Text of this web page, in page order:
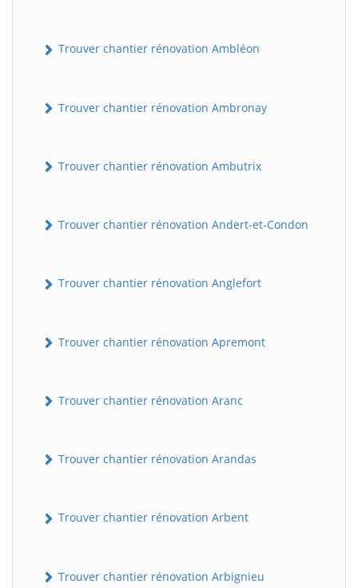
Trouver chantier rénovation Ambléon
Trouver chantier rénovation Ambronay
Trouver chantier rénovation Ambutrix
Trouver chantier rénovation Andert-et-Condon
Trouver chantier rénovation Anglefort
Trouver chantier rénovation Apremont
Trouver chantier rénovation Aranc
Trouver chantier rénovation Arandas
Trouver chantier rénovation Arbent
Trouver chantier rénovation Arbignieu